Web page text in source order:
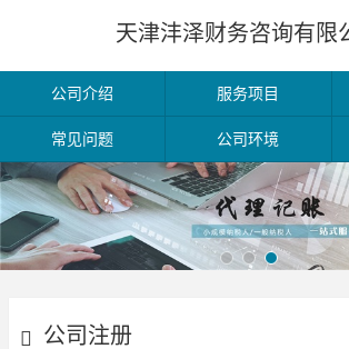
天津沣泽财务咨询有限
公司介绍 服务项目
常见问题 公司环境
公司注册